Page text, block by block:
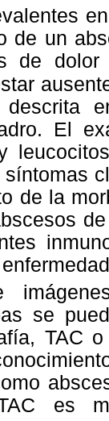
de un
de
descrita
El
de la
se
TAC
es